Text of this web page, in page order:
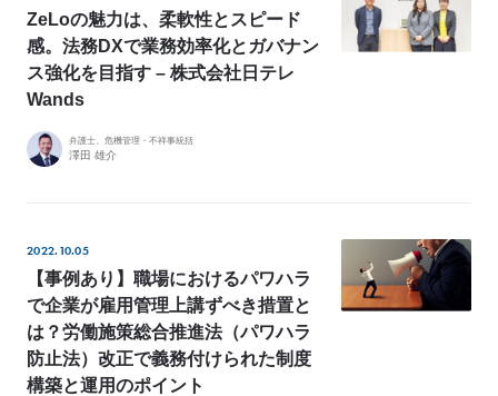
ZeLoの魅力は、柔軟性とスピード
感。法務DXで業務効率化とガバナン
ス強化を目指す – 株式会社日テレ
Wands
弁護士、危機管理・不祥事統括
澤田 雄介
2022.10.05
【事例あり】職場におけるパワハラ
で企業が雇用管理上講ずべき措置と
は？労働施策総合推進法（パワハラ
防止法）改正で義務付けられた制度
構築と運用のポイント